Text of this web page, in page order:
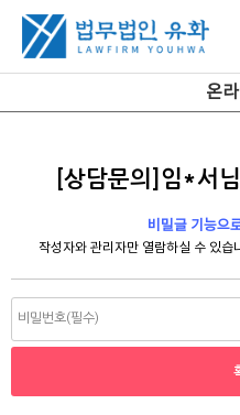
온
[상담문의]임*서
비밀글 기능으
작성자와 관리자만 열람하실 수 있